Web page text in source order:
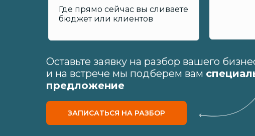
Оставьте заявку на разбор вашего
и на встрече мы подберем вам
предложение
Где прямо сейчас вы сливаете
бюджет или клиентов
ЗАПИСАТЬСЯ НА РАЗБОР